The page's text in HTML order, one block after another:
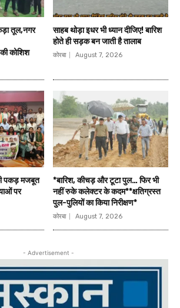
तूल,नगर
कोशिश
साहब थोड़ा इधर भी ध्यान दीजिए! बारिश
होते ही सड़क बन जाती है तालाब
कोरबा August 7, 2026
पकड़ मजबूत
पर
*बारिश, कीचड़ और टूटा पुल… फिर भी
नहीं रुके कलेक्टर के कदम**क्षतिग्रस्त
पुल-पुलियों का किया निरीक्षण*
कोरबा August 7, 2026
- Advertisement -